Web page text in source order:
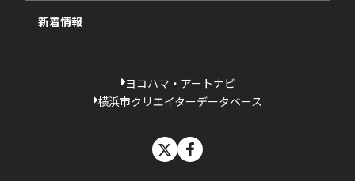
新着情報
ヨコハマ・アートナビ
横浜市クリエイターデータベース